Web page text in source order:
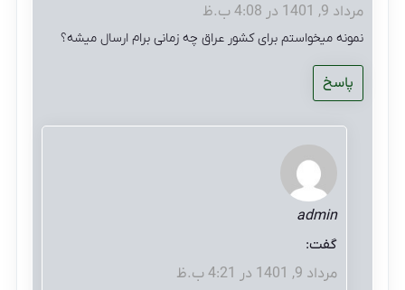
مرداد 9, 1401 در 4:08 ب.ظ
نمونه میخواستم برای کشور عراق چه زمانی برام ارسال میشه؟
پاسخ
admin
گفت:
مرداد 9, 1401 در 4:21 ب.ظ